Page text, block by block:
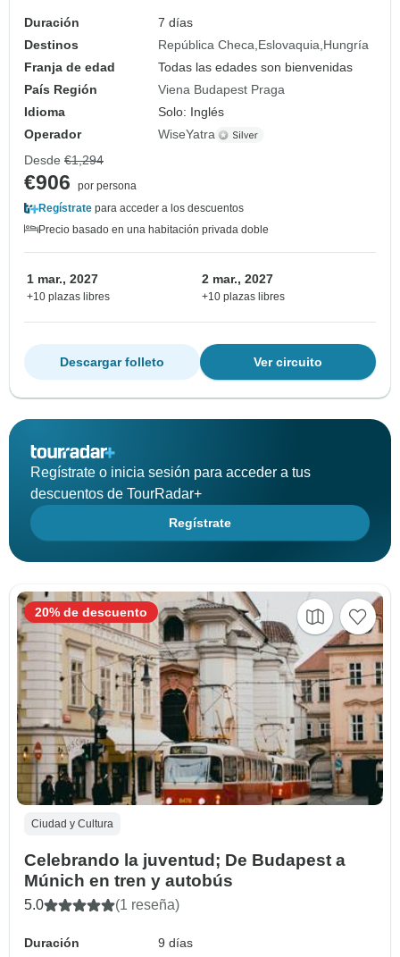
Duración
7 días
Destinos
República Checa Eslovaquia Hungría
Franja de edad
Todas las edades son bienvenidas
País Región
Viena Budapest Praga
Idioma
Solo: Inglés
Operador
WiseYatra
Desde €1,294
€906
por persona
Regístrate para acceder a los descuentos
Precio basado en una habitación privada doble
1 mar., 2027
+10 plazas libres
2 mar., 2027
+10 plazas libres
Ver circuito
Descargar folleto
Regístrate o inicia sesión para acceder a tus
descuentos de TourRadar+
Regístrate
Ciudad y Cultura
Celebrando la juventud; De Budapest a
Múnich en tren y autobús
5.0 (1 reseña)
Duración
9 días
20% de descuento